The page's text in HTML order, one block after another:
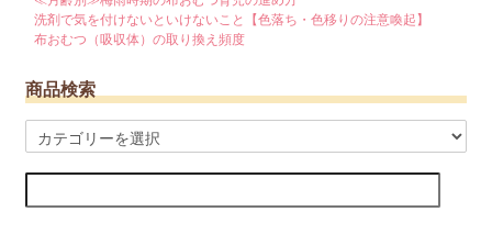
洗剤で気を付けないといけないこと【色落ち・色移りの注意喚起】
布おむつ（吸収体）の取り換え頻度
商品検索